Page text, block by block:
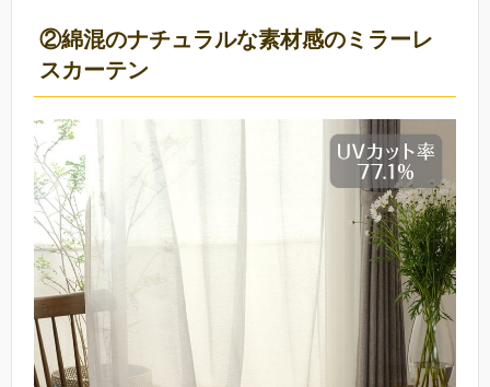
②綿混のナチュラルな素材感のミラーレ
スカーテン